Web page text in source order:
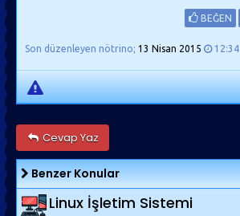
BEĞEN
Son düzenleyen nötrino; 13 Nisan 2015 12:34
Cevap Yaz
Benzer Konular
Linux İşletim Sistemi